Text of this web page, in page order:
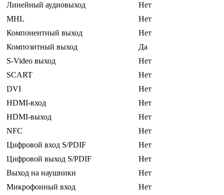
Линейный аудиовыход
Нет
MHL
Нет
Компонентный выход
Нет
Композитный выход
Да
S-Video выход
Нет
SCART
Нет
DVI
Нет
HDMI-вход
Нет
HDMI-выход
Нет
NFC
Нет
Цифровой вход S/PDIF
Нет
Цифровой выход S/PDIF
Нет
Выход на наушники
Нет
Микрофонный вход
Нет